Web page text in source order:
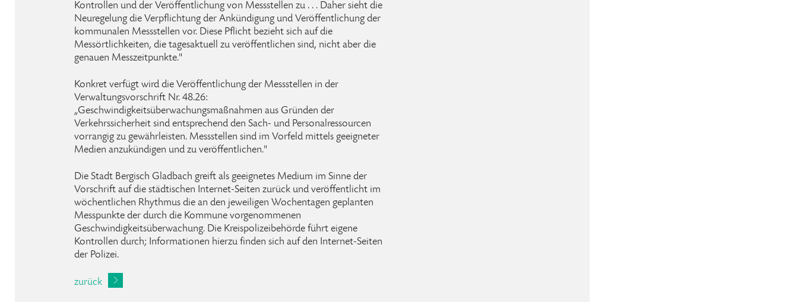
Kontrollen und der Veröffentlichung von Messstellen zu . . . Daher sieht die
Neuregelung die Verpflichtung der Ankündigung und Veröffentlichung der
kommunalen Messstellen vor. Diese Pflicht bezieht sich auf die
Messörtlichkeiten, die tagesaktuell zu veröffentlichen sind, nicht aber die
genauen Messzeitpunkte."
Konkret verfügt wird die Veröffentlichung der Messstellen in der
Verwaltungsvorschrift Nr. 48.26:
„Geschwindigkeitsüberwachungsmaßnahmen aus Gründen der
Verkehrssicherheit sind entsprechend den Sach- und Personalressourcen
vorrangig zu gewährleisten. Messstellen sind im Vorfeld mittels geeigneter
Medien anzukündigen und zu veröffentlichen."
Die Stadt Bergisch Gladbach greift als geeignetes Medium im Sinne der
Vorschrift auf die städtischen Internet-Seiten zurück und veröffentlicht im
wöchentlichen Rhythmus die an den jeweiligen Wochentagen geplanten
Messpunkte der durch die Kommune vorgenommenen
Geschwindigkeitsüberwachung. Die Kreispolizeibehörde führt eigene
Kontrollen durch; Informationen hierzu finden sich auf den Internet-Seiten
der Polizei.
zurück